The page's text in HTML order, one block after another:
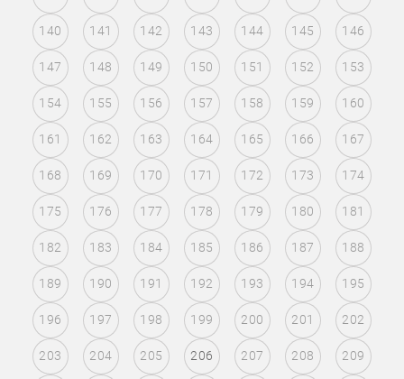
140 141 142 143 144 145 146
147 148 149 150 151 152 153
154 155 156 157 158 159 160
161 162 163 164 165 166 167
168 169 170 171 172 173 174
175 176 177 178 179 180 181
182 183 184 185 186 187 188
189 190 191 192 193 194 195
196 197 198 199 200 201 202
203 204 205 206 207 208 209